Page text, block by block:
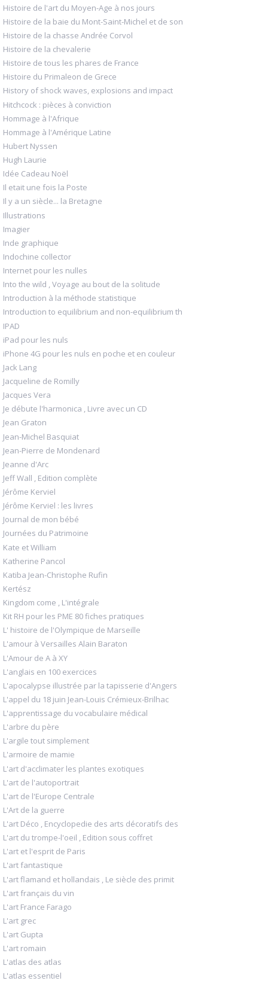
Histoire de l'art du Moyen-Age à nos jours
Histoire de la baie du Mont-Saint-Michel et de son
Histoire de la chasse Andrée Corvol
Histoire de la chevalerie
Histoire de tous les phares de France
Histoire du Primaleon de Grece
History of shock waves, explosions and impact
Hitchcock : pièces à conviction
Hommage à l'Afrique
Hommage à l'Amérique Latine
Hubert Nyssen
Hugh Laurie
Idée Cadeau Noël
Il etait une fois la Poste
Il y a un siècle... la Bretagne
Illustrations
Imagier
Inde graphique
Indochine collector
Internet pour les nulles
Into the wild , Voyage au bout de la solitude
Introduction à la méthode statistique
Introduction to equilibrium and non-equilibrium th
IPAD
iPad pour les nuls
iPhone 4G pour les nuls en poche et en couleur
Jack Lang
Jacqueline de Romilly
Jacques Vera
Je débute l'harmonica , Livre avec un CD
Jean Graton
Jean-Michel Basquiat
Jean-Pierre de Mondenard
Jeanne d'Arc
Jeff Wall , Edition complète
Jérôme Kerviel
Jérôme Kerviel : les livres
Journal de mon bébé
Journées du Patrimoine
Kate et William
Katherine Pancol
Katiba Jean-Christophe Rufin
Kertész
Kingdom come , L'intégrale
Kit RH pour les PME 80 fiches pratiques
L' histoire de l'Olympique de Marseille
L'amour à Versailles Alain Baraton
L'Amour de A à XY
L'anglais en 100 exercices
L'apocalypse illustrée par la tapisserie d'Angers
L'appel du 18 juin Jean-Louis Crémieux-Brilhac
L'apprentissage du vocabulaire médical
L'arbre du père
L'argile tout simplement
L'armoire de mamie
L'art d'acclimater les plantes exotiques
L'art de l'autoportrait
L'art de l'Europe Centrale
L'Art de la guerre
L'art Déco , Encyclopedie des arts décoratifs des
L'art du trompe-l'oeil , Edition sous coffret
L'art et l'esprit de Paris
L'art fantastique
L'art flamand et hollandais , Le siècle des primit
L'art français du vin
L'art France Farago
L'art grec
L'art Gupta
L'art romain
L'atlas des atlas
L'atlas essentiel